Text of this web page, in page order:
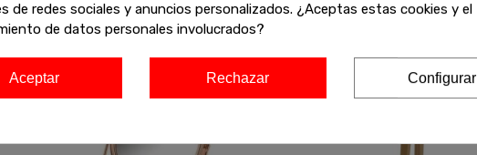
de redes sociales y anuncios personalizados. ¿Aceptas estas cookies y el
de datos personales involucrados?
Aceptar Rechazar Configurar